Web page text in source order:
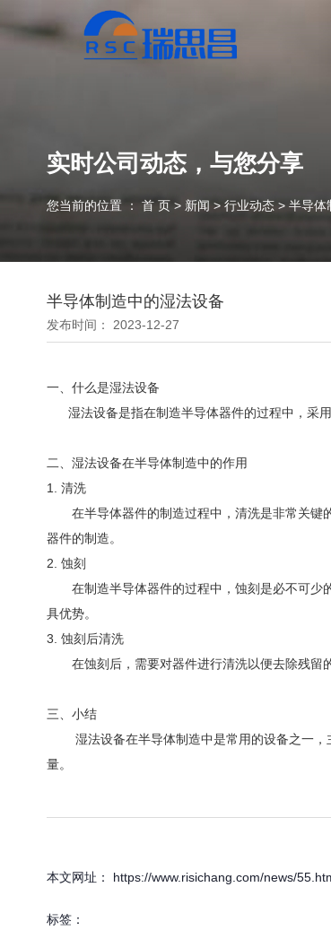
实时公司动态，与您分享
您当前的位置 ： 首 页 > 新闻 > 行业动态 > 半导体
半导体制造中的湿法设备
发布时间： 2023-12-27
一、什么是湿法设备
湿法设备是指在制造半导体器件的过程中，采用
二、湿法设备在半导体制造中的作用
1. 清洗
在半导体器件的制造过程中，清洗是非常关键的
器件的制造。
2. 蚀刻
在制造半导体器件的过程中，蚀刻是必不可少的
具优势。
3. 蚀刻后清洗
在蚀刻后，需要对器件进行清洗以便去除残留的
三、小结
湿法设备在半导体制造中是常用的设备之一，
量。
本文网址： https://www.risichang.com/news/
标签：